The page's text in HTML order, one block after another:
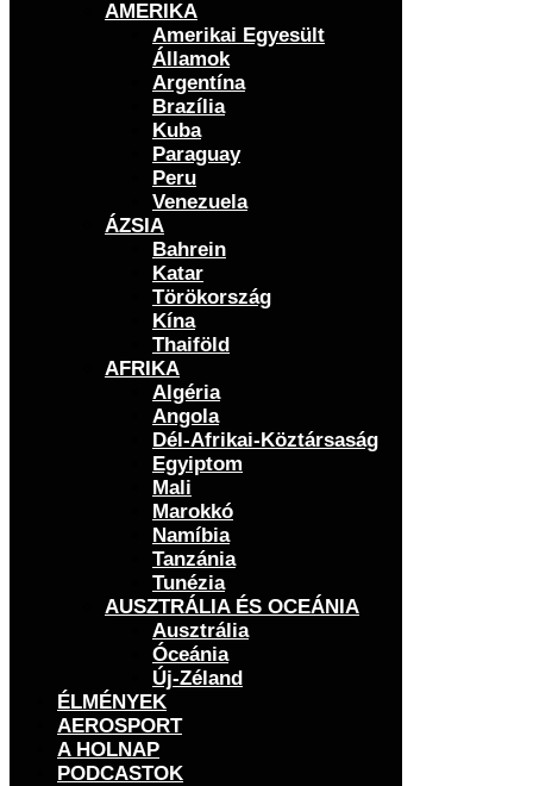
AMERIKA
Amerikai Egyesült
Államok
Argentína
Brazília
Kuba
Paraguay
Peru
Venezuela
ÁZSIA
Bahrein
Katar
Törökország
Kína
Thaiföld
AFRIKA
Algéria
Angola
Dél-Afrikai-Köztársaság
Egyiptom
Mali
Marokkó
Namíbia
Tanzánia
Tunézia
AUSZTRÁLIA ÉS OCEÁNIA
Ausztrália
Óceánia
Új-Zéland
ÉLMÉNYEK
AEROSPORT
A HOLNAP
PODCASTOK